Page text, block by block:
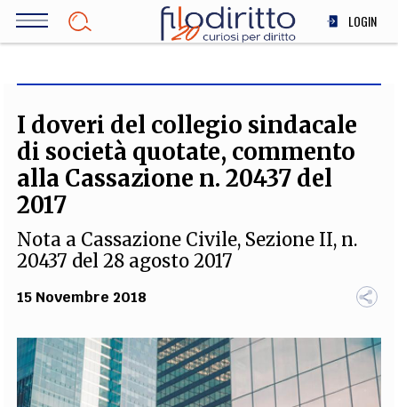
Salta
LOGIN
SOCIETÀ
MEDICINA
SCIENZA
ALTRO
FILODIRITTO REDAZIONE COMITATO SCIENTIFICO AUTORI
CURATORI
FOTOGRAFI
PARTNER COLLABORA CON NOI
I doveri del collegio sindacale
di società quotate, commento
alla Cassazione n. 20437 del
2017
Nota a Cassazione Civile, Sezione II, n.
20437 del 28 agosto 2017
15 Novembre 2018